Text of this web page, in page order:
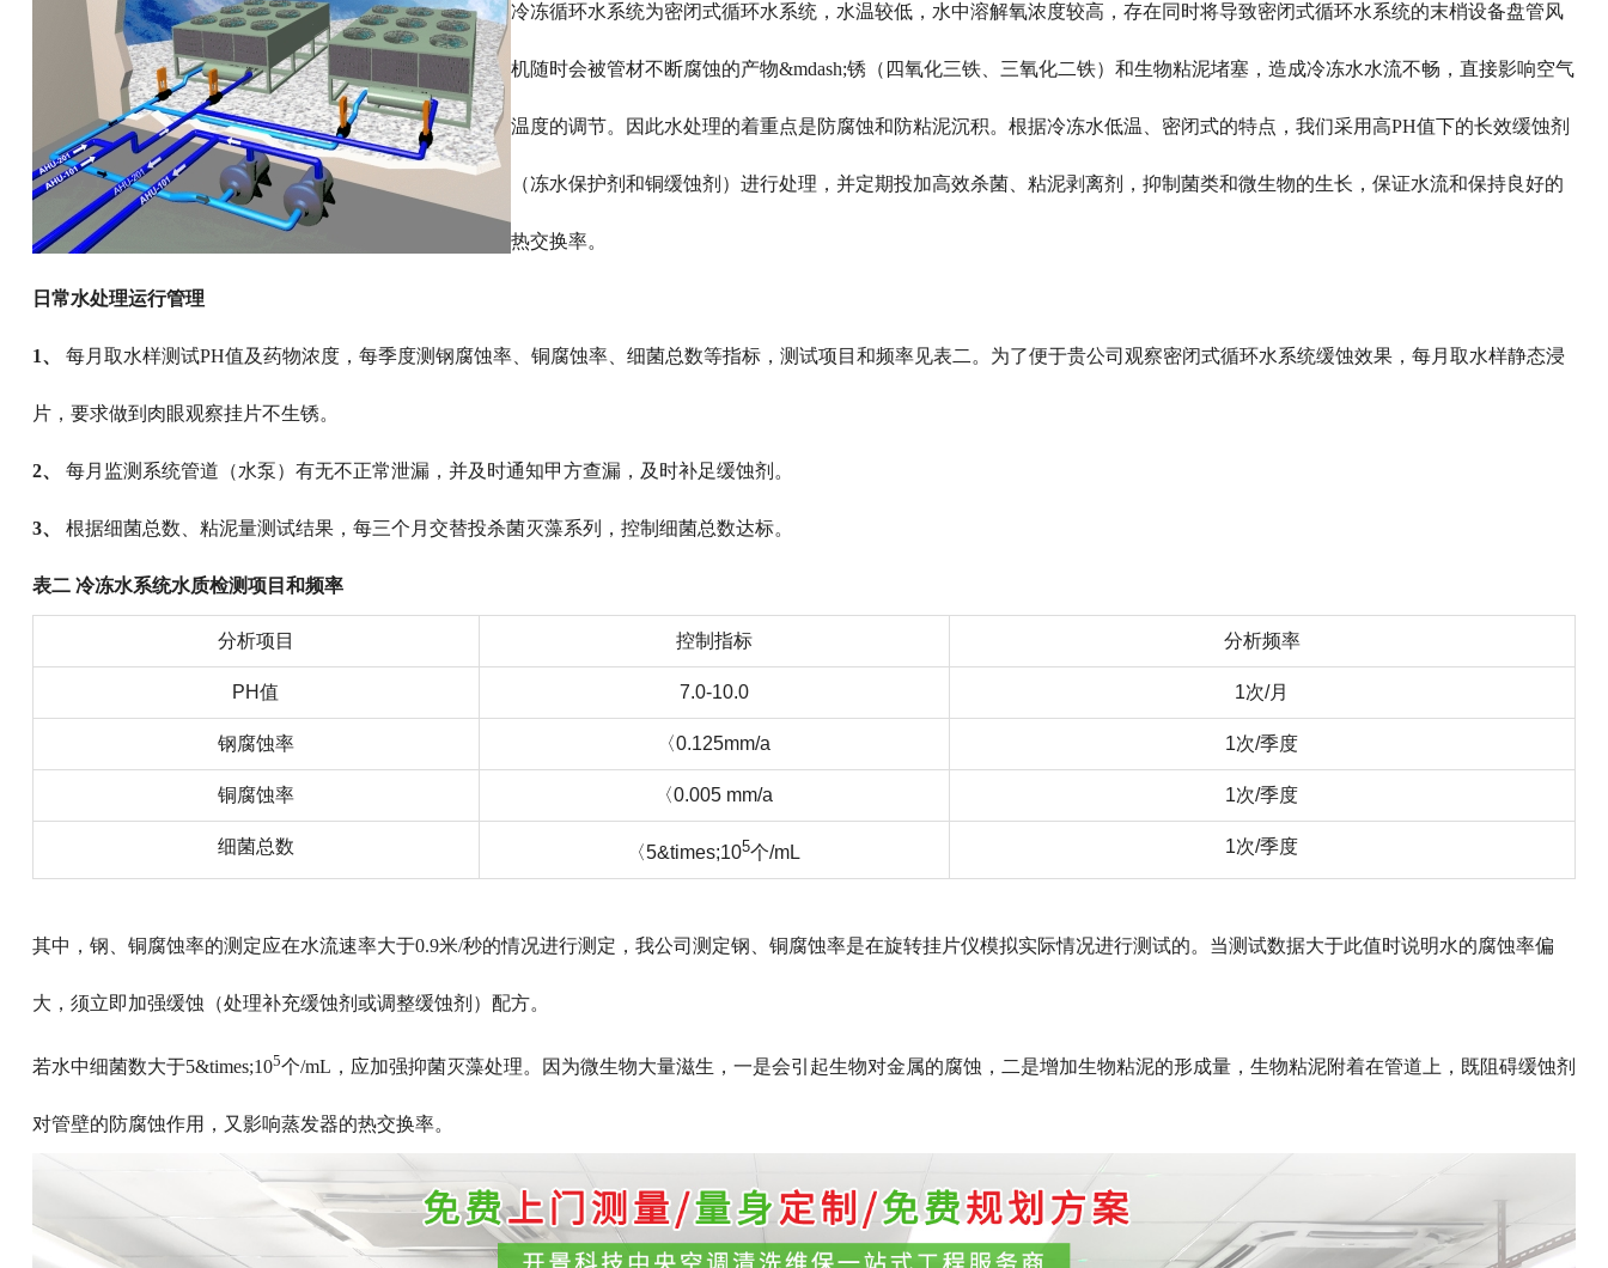
冷冻循环水系统为密闭式循环水系统，水温较低，水中溶解氧浓度较高，存在同时将导致密闭式循环水系统的末梢设备盘管风
机随时会被管材不断腐蚀的产物&mdash;锈（四氧化三铁、三氧化二铁）和生物粘泥堵塞，造成冷冻水水流不畅，直接影响空气
温度的调节。因此水处理的着重点是防腐蚀和防粘泥沉积。根据冷冻水低温、密闭式的特点，我们采用高PH值下的长效缓蚀剂
（冻水保护剂和铜缓蚀剂）进行处理，并定期投加高效杀菌、粘泥剥离剂，抑制菌类和微生物的生长，保证水流和保持良好的
热交换率。
日常水处理运行管理
1、 每月取水样测试PH值及药物浓度，每季度测钢腐蚀率、铜腐蚀率、细菌总数等指标，测试项目和频率见表二。为了便于贵公司观察密闭式循环水系统缓蚀效果，每月取水样静态浸
片，要求做到肉眼观察挂片不生锈。
2、 每月监测系统管道（水泵）有无不正常泄漏，并及时通知甲方查漏，及时补足缓蚀剂。
3、 根据细菌总数、粘泥量测试结果，每三个月交替投杀菌灭藻系列，控制细菌总数达标。
表二 冷冻水系统水质检测项目和频率
分析项目 控制指标 分析频率
PH值 7.0-10.0 1次/月
钢腐蚀率 〈0.125mm/a 1次/季度
铜腐蚀率 〈0.005 mm/a 1次/季度
细菌总数 〈5&times;105个/mL 1次/季度
其中，钢、铜腐蚀率的测定应在水流速率大于0.9米/秒的情况进行测定，我公司测定钢、铜腐蚀率是在旋转挂片仪模拟实际情况进行测试的。当测试数据大于此值时说明水的腐蚀率偏
大，须立即加强缓蚀（处理补充缓蚀剂或调整缓蚀剂）配方。
若水中细菌数大于5&times;105个/mL，应加强抑菌灭藻处理。因为微生物大量滋生，一是会引起生物对金属的腐蚀，二是增加生物粘泥的形成量，生物粘泥附着在管道上，既阻碍缓蚀剂
对管壁的防腐蚀作用，又影响蒸发器的热交换率。